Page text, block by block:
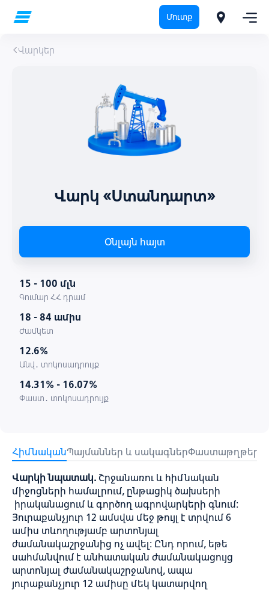
Մուտք
Վարկեր
Վարկ «Ստանդարտ»
Օնլայն հայտ
15 - 100 մլն
Գումար ՀՀ դրամ
18 - 84 ամիս
Ժամկետ
12.6%
Անվ․ տոկոսադրույք
14.31% - 16.07%
Փաստ․ տոկոսադրույք
ՀիմնականՊայմաններ և սակագներՓաստաթղթեր
Վարկի նպատակ. Շրջանառու և հիմնական
միջոցների համալրում, ընթացիկ ծախսերի
իրականացում և գործող ագրովարկերի գնում:
Յուրաքանչյուր 12 ամսվա մեջ թույլ է տրվում 6
ամիս տևողությամբ արտոնյալ
ժամանակաշրջանից ոչ ավել: Ընդ որում, եթե
սահմանվում է անհատական ժամանակացույց
արտոնյալ ժամանակաշրջանով, ապա
յուրաքանչյուր 12 ամիսը մեկ կատարվող